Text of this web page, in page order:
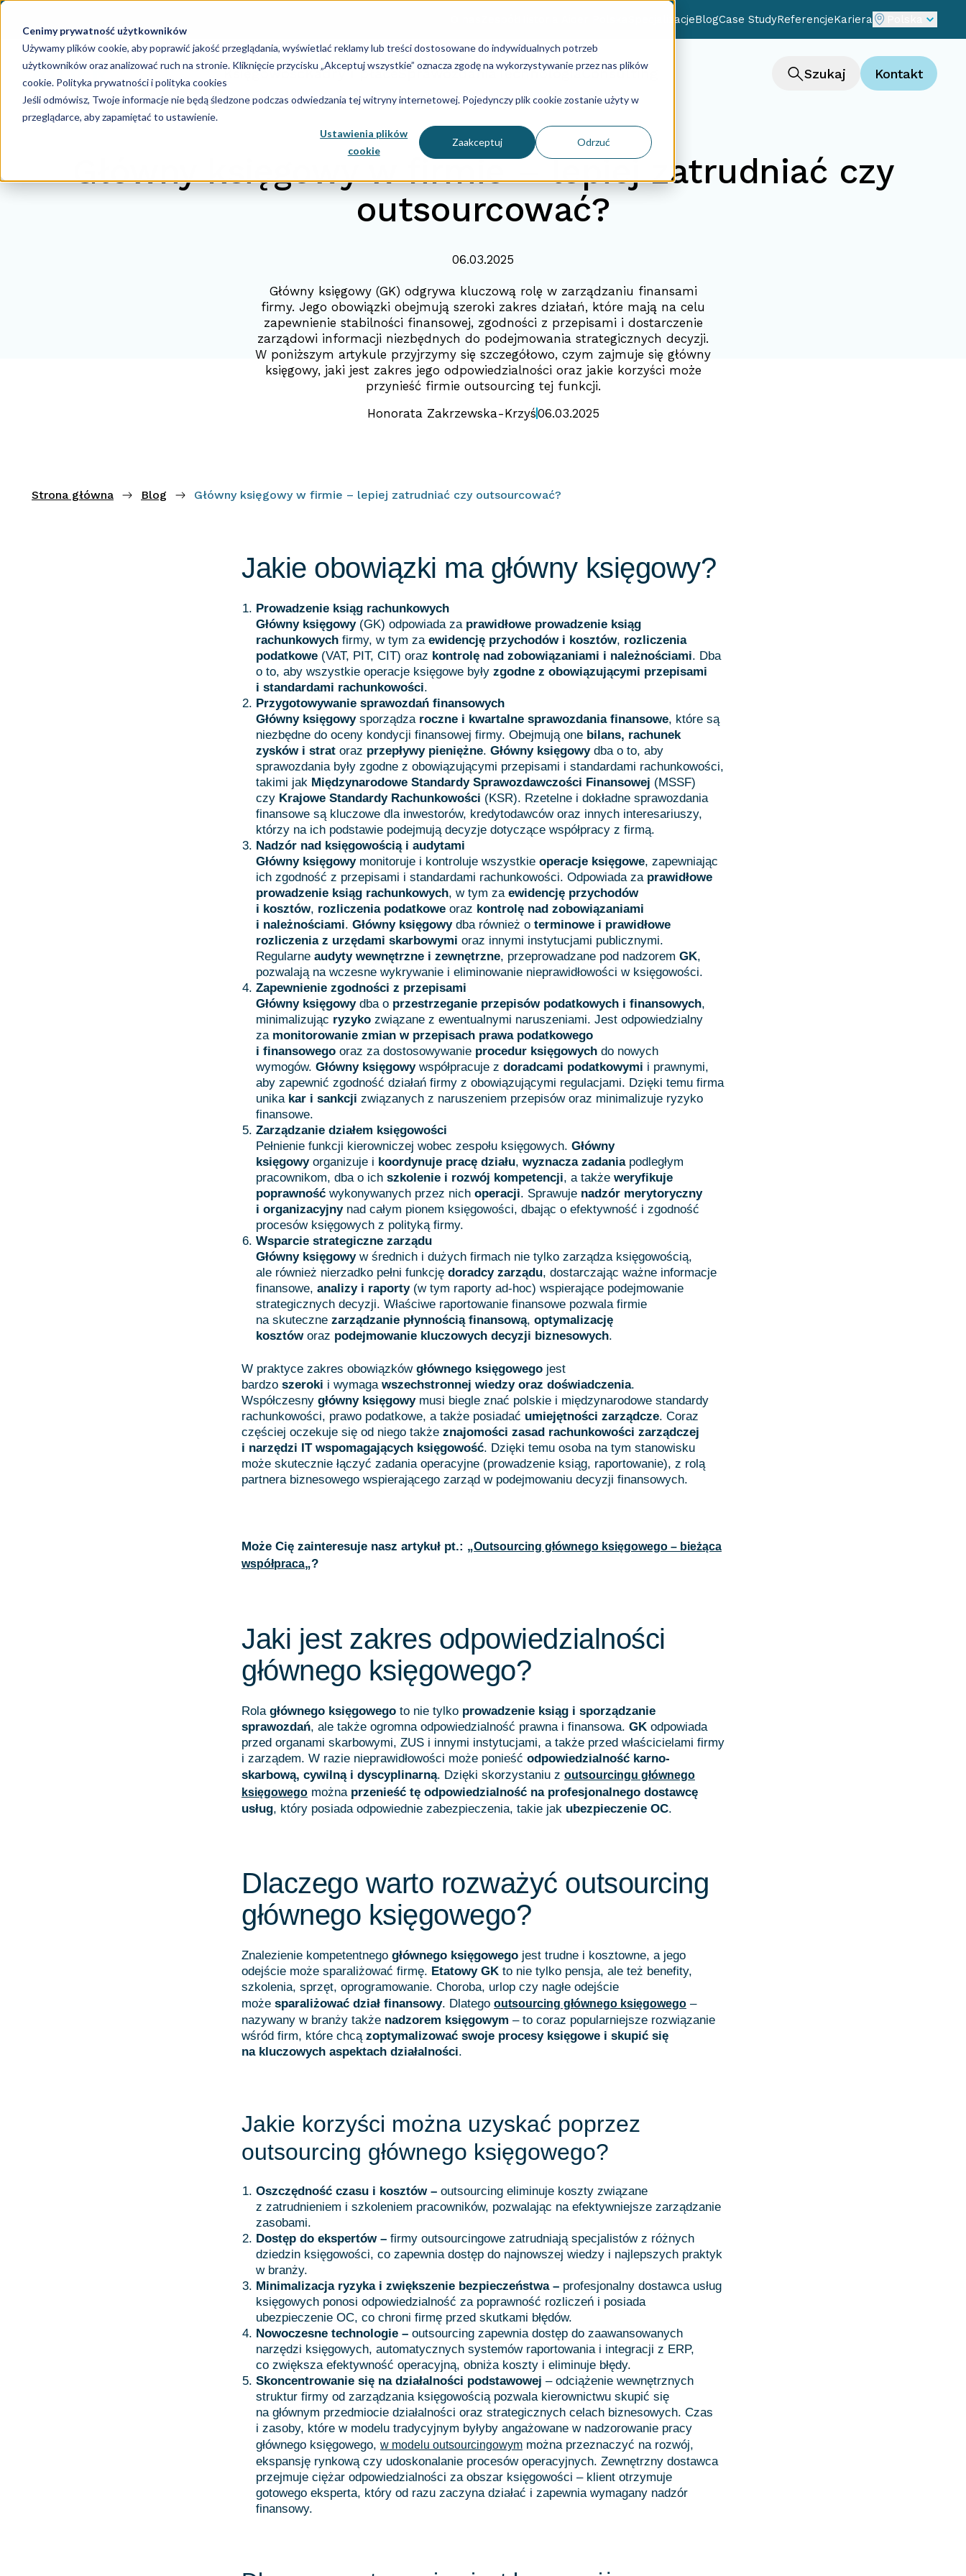
Cenimy prywatność użytkowników
Używamy plików cookie, aby poprawić jakość przeglądania, wyświetlać reklamy lub treści dostosowane do indywidualnych potrzeb
użytkowników oraz analizować ruch na stronie. Kliknięcie przycisku „Akceptuj wszystkie” oznacza zgodę na wykorzystywanie przez nas plików
cookie.Polityka prywatności i polityka cookies
Jeśli odmówisz, Twoje informacje nie będą śledzone podczas odwiedzania tej witryny internetowej. Pojedynczy plik cookie zostanie użyty w
przeglądarce, aby zapamiętać to ustawienie.
Ustawienia plików
cookie
Zaakceptuj Odrzuć
SpecjalizacjeBlogCase StudyReferencjeKariera
KsięgowośćKadry i płaceSprawozdania TechnologiaConsulting Szukaj Kontakt
Główny księgowy w firmie – lepiej zatrudniać czy
outsourcować?
06.03.2025
Główny księgowy (GK) odgrywa kluczową rolę w zarządzaniu finansami
firmy. Jego obowiązki obejmują szeroki zakres działań, które mają na celu
zapewnienie stabilności finansowej, zgodności z przepisami i dostarczenie
zarządowi informacji niezbędnych do podejmowania strategicznych decyzji.
W poniższym artykule przyjrzymy się szczegółowo, czym zajmuje się główny
księgowy, jaki jest zakres jego odpowiedzialności oraz jakie korzyści może
przynieść firmie outsourcing tej funkcji.
Honorata Zakrzewska-Krzyś06.03.2025
Strona główna Blog Główny księgowy w firmie – lepiej zatrudniać czy outsourcować?
Jakie obowiązki ma główny księgowy?
Prowadzenie ksiąg rachunkowych
Główny księgowy(GK) odpowiada za prawidłowe prowadzenie ksiąg
rachunkowych firmy, w tym za ewidencję przychodów i kosztów, rozliczenia
podatkowe (VAT, PIT, CIT) oraz kontrolę nad zobowiązaniami i należnościami. Dba
o to, aby wszystkie operacje księgowe były zgodne z obowiązującymi przepisami
i standardami rachunkowości.
Przygotowywanie sprawozdań finansowych
Główny księgowysporządza roczne i kwartalne sprawozdania finansowe, które są
niezbędne do oceny kondycji finansowej firmy. Obejmują one bilans, rachunek
zysków i strat oraz przepływy pieniężne. Główny księgowydba o to, aby
sprawozdania były zgodne z obowiązującymi przepisami i standardami rachunkowości,
takimi jak Międzynarodowe Standardy Sprawozdawczości Finansowej (MSSF)
czy Krajowe Standardy Rachunkowości (KSR). Rzetelne i dokładne sprawozdania
finansowe są kluczowe dla inwestorów, kredytodawców oraz innych interesariuszy,
którzy na ich podstawie podejmują decyzje dotyczące współpracy z firmą.
Nadzór nad księgowością i audytami
Główny księgowymonitoruje i kontroluje wszystkie operacje księgowe, zapewniając
ich zgodność z przepisami i standardami rachunkowości. Odpowiada za prawidłowe
prowadzenie ksiąg rachunkowych, w tym za ewidencję przychodów
i kosztów, rozliczenia podatkowe oraz kontrolę nad zobowiązaniami
i należnościami. Główny księgowydba również o terminowe i prawidłowe
rozliczenia z urzędami skarbowymi oraz innymi instytucjami publicznymi.
Regularne audyty wewnętrzne i zewnętrzne, przeprowadzane pod nadzorem GK,
pozwalają na wczesne wykrywanie i eliminowanie nieprawidłowości w księgowości.
Zapewnienie zgodności z przepisami
Główny księgowydba o przestrzeganie przepisów podatkowych i finansowych,
minimalizując ryzyko związane z ewentualnymi naruszeniami. Jest odpowiedzialny
za monitorowanie zmian w przepisach prawa podatkowego
i finansowego oraz za dostosowywanie procedur księgowych do nowych
wymogów. Główny księgowywspółpracuje z doradcami podatkowymi i prawnymi,
aby zapewnić zgodność działań firmy z obowiązującymi regulacjami. Dzięki temu firma
unika kar i sankcji związanych z naruszeniem przepisów oraz minimalizuje ryzyko
finansowe.
Zarządzanie działem księgowości
Pełnienie funkcji kierowniczej wobec zespołu księgowych. Główny
księgowyorganizuje i koordynuje pracę działu, wyznacza zadaniapodległym
pracownikom, dba o ich szkolenie i rozwój kompetencji, a także weryfikuje
poprawność wykonywanych przez nich operacji. Sprawuje nadzór merytoryczny
i organizacyjnynad całym pionem księgowości, dbając o efektywność i zgodność
procesów księgowych z polityką firmy.
Wsparcie strategiczne zarządu
Główny księgowyw średnich i dużych firmach nie tylko zarządza księgowością,
ale również nierzadko pełni funkcję doradcy zarządu, dostarczając ważne informacje
finansowe, analizy i raporty(w tym raporty ad-hoc) wspierające podejmowanie
strategicznych decyzji. Właściwe raportowanie finansowe pozwala firmie
na skuteczne zarządzanie płynnością finansową, optymalizację
kosztóworaz podejmowanie kluczowych decyzji biznesowych.
W praktyce zakres obowiązków głównego księgowego jest
bardzo szeroki i wymaga wszechstronnej wiedzy oraz doświadczenia.
Współczesny główny księgowymusi biegle znać polskie i międzynarodowe standardy
rachunkowości, prawo podatkowe, a także posiadać umiejętności zarządcze. Coraz
częściej oczekuje się od niego także znajomości zasad rachunkowości zarządczej
i narzędzi IT wspomagających księgowość. Dzięki temu osoba na tym stanowisku
może skutecznie łączyć zadania operacyjne (prowadzenie ksiąg, raportowanie), z rolą
partnera biznesowego wspierającego zarząd w podejmowaniu decyzji finansowych.
Może Cię zainteresuje nasz artykuł pt.: „Outsourcing głównego księgowego – bieżąca
współpraca„?
Jaki jest zakres odpowiedzialności
głównego księgowego?
Rola głównego księgowego to nie tylko prowadzenie ksiąg i sporządzanie
sprawozdań, ale także ogromna odpowiedzialność prawna i finansowa. GK odpowiada
przed organami skarbowymi, ZUS i innymi instytucjami, a także przed właścicielami firmy
i zarządem. W razie nieprawidłowości może ponieść odpowiedzialność karno-
skarbową, cywilną i dyscyplinarną. Dzięki skorzystaniu z outsourcingu głównego
księgowego można przenieść tę odpowiedzialność na profesjonalnego dostawcę
usług, który posiada odpowiednie zabezpieczenia, takie jak ubezpieczenie OC.
Dlaczego warto rozważyć outsourcing
głównego księgowego?
Znalezienie kompetentnego głównego księgowego jest trudne i kosztowne, a jego
odejście może sparaliżować firmę. Etatowy GK to nie tylko pensja, ale też benefity,
szkolenia, sprzęt, oprogramowanie. Choroba, urlop czy nagłe odejście
może sparaliżować dział finansowy. Dlatego outsourcing głównego księgowego –
nazywany w branży także nadzorem księgowym – to coraz popularniejsze rozwiązanie
wśród firm, które chcą zoptymalizować swoje procesy księgowe i skupić się
na kluczowych aspektach działalności.
Jakie korzyści można uzyskać poprzez
outsourcing głównego księgowego?
Oszczędność czasu i kosztów – outsourcing eliminuje koszty związane
z zatrudnieniem i szkoleniem pracowników, pozwalając na efektywniejsze zarządzanie
zasobami.
Dostęp do ekspertów – firmy outsourcingowe zatrudniają specjalistów z różnych
dziedzin księgowości, co zapewnia dostęp do najnowszej wiedzy i najlepszych praktyk
w branży.
Minimalizacja ryzyka i zwiększenie bezpieczeństwa – profesjonalny dostawca usług
księgowych ponosi odpowiedzialność za poprawność rozliczeń i posiada
ubezpieczenie OC, co chroni firmę przed skutkami błędów.
Nowoczesne technologie – outsourcing zapewnia dostęp do zaawansowanych
narzędzi księgowych, automatycznych systemów raportowania i integracji z ERP,
co zwiększa efektywność operacyjną, obniża koszty i eliminuje błędy.
Skoncentrowanie się na działalności podstawowej – odciążenie wewnętrznych
struktur firmy od zarządzania księgowością pozwala kierownictwu skupić się
na głównym przedmiocie działalności oraz strategicznych celach biznesowych. Czas
i zasoby, które w modelu tradycyjnym byłyby angażowane w nadzorowanie pracy
głównego księgowego, w modelu outsourcingowym można przeznaczyć na rozwój,
ekspansję rynkową czy udoskonalanie procesów operacyjnych. Zewnętrzny dostawca
przejmuje ciężar odpowiedzialności za obszar księgowości – klient otrzymuje
gotowego eksperta, który od razu zaczyna działać i zapewnia wymagany nadzór
finansowy.